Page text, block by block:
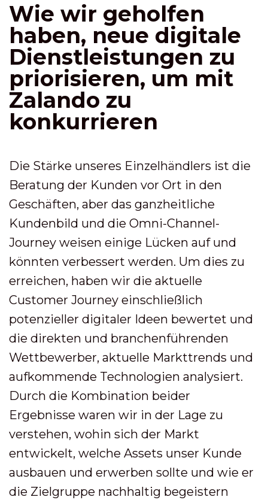
Wie wir geholfen
haben, neue digitale
Dienstleistungen zu
priorisieren, um mit
Zalando zu
konkurrieren
Die Stärke unseres Einzelhändlers ist die
Beratung der Kunden vor Ort in den
Geschäften, aber das ganzheitliche
Kundenbild und die Omni-Channel-
Journey weisen einige Lücken auf und
könnten verbessert werden. Um dies zu
erreichen, haben wir die aktuelle
Customer Journey einschließlich
potenzieller digitaler Ideen bewertet und
die direkten und branchenführenden
Wettbewerber, aktuelle Markttrends und
aufkommende Technologien analysiert.
Durch die Kombination beider
Ergebnisse waren wir in der Lage zu
verstehen, wohin sich der Markt
entwickelt, welche Assets unser Kunde
ausbauen und erwerben sollte und wie er
die Zielgruppe nachhaltig begeistern